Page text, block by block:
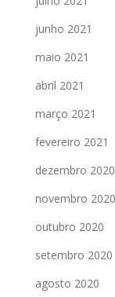
junho 2021
maio 2021
abril 2021
março 2021
fevereiro 2021
dezembro 2020
novembro 2020
outubro 2020
setembro 2020
agosto 2020